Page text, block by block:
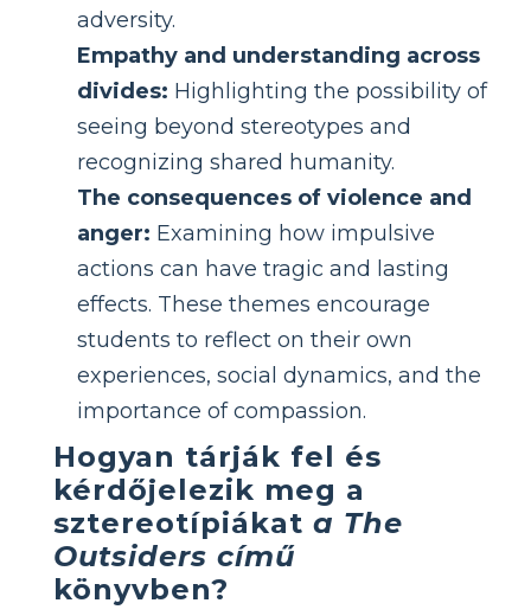
adversity.
Empathy and understanding across
divides: Highlighting the possibility of
seeing beyond stereotypes and
recognizing shared humanity.
The consequences of violence and
anger: Examining how impulsive
actions can have tragic and lasting
effects. These themes encourage
students to reflect on their own
experiences, social dynamics, and the
importance of compassion.
Hogyan tárják fel és
kérdőjelezik meg a
sztereotípiákat a The
Outsiders című
könyvben?